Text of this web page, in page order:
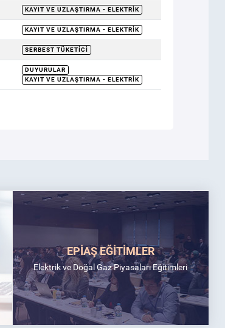
KAYIT VE UZLAŞTIRMA - ELEKTRIK
KAYIT VE UZLAŞTIRMA - ELEKTRIK
SERBEST TÜKETICI
DUYURULAR
KAYIT VE UZLAŞTIRMA - ELEKTRIK
EPİAŞ EĞİTİMLER
Elektrik ve Doğal Gaz Piyasaları Eğitimleri